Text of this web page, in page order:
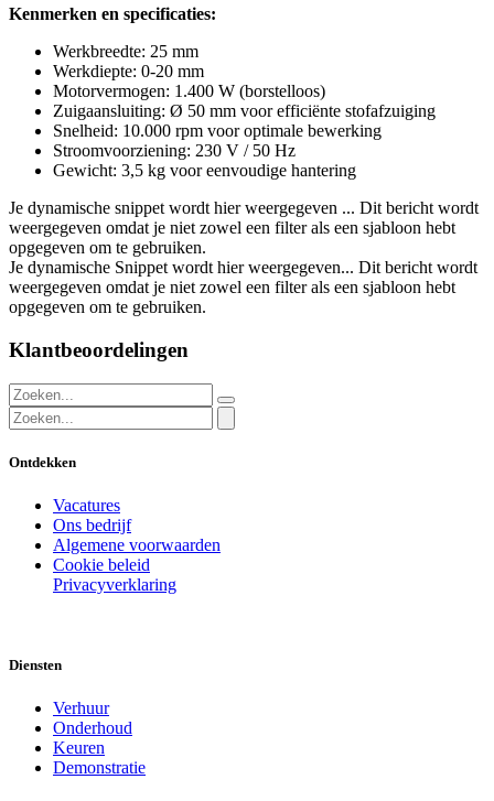
Kenmerken en specificaties:
Werkbreedte: 25 mm
Werkdiepte: 0-20 mm
Motorvermogen: 1.400 W (borstelloos)
Zuigaansluiting: Ø 50 mm voor efficiënte stofafzuiging
Snelheid: 10.000 rpm voor optimale bewerking
Stroomvoorziening: 230 V / 50 Hz
Gewicht: 3,5 kg voor eenvoudige hantering
Je dynamische snippet wordt hier weergegeven ... Dit bericht wordt
weergegeven omdat je niet zowel een filter als een sjabloon hebt
opgegeven om te gebruiken.
Je dynamische Snippet wordt hier weergegeven... Dit bericht wordt
weergegeven omdat je niet zowel een filter als een sjabloon hebt
opgegeven om te gebruiken.
Klantbeoordelingen
Ontdekken
Vacatures
Ons bedrijf
Algemene voorwaarden
Cookie beleid
Privacyverklaring
Diensten
Verhuur
Onderhoud
Keuren
Demonstratie